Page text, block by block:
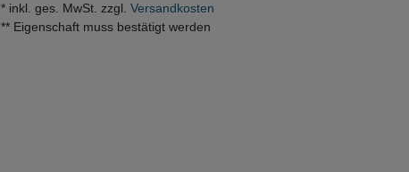
* inkl. ges. MwSt. zzgl. Versandkosten
** Eigenschaft muss bestätigt werden